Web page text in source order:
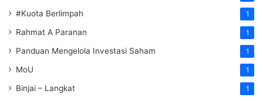
#Kuota Berlimpah 1
Rahmat A Paranan 1
Panduan Mengelola Investasi Saham 1
MoU 1
Binjai – Langkat 1